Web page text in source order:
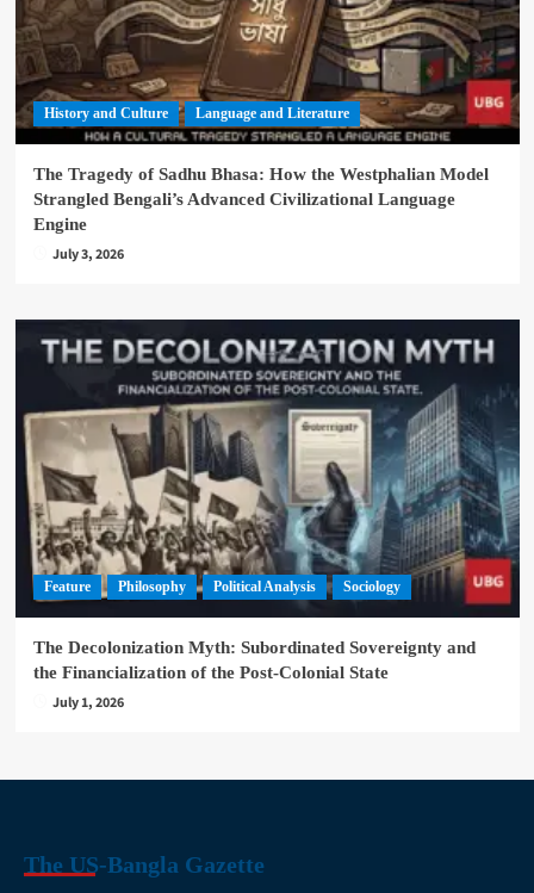
History and Culture Language and Literature
The Tragedy of Sadhu Bhasa: How the Westphalian Model
Strangled Bengali’s Advanced Civilizational Language
Engine
July 3, 2026
Feature Philosophy Political Analysis Sociology
The Decolonization Myth: Subordinated Sovereignty and
the Financialization of the Post-Colonial State
July 1, 2026
The US-Bangla Gazette